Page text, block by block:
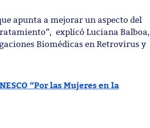
apunta a mejorar un aspecto del
explicó Luciana Balboa,
Biomédicas en Retrovirus y
“Por las Mujeres en la